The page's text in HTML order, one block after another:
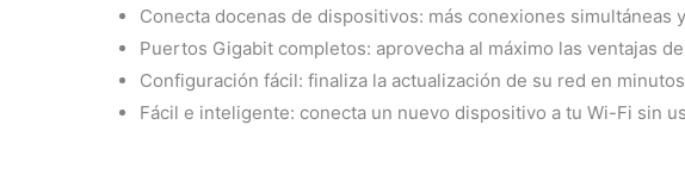
Conecta docenas de dispositivos: más conexiones simultáneas
Puertos Gigabit completos: aprovecha al máximo las ventajas
Configuración fácil: finaliza la actualización de su red en
Fácil e inteligente: conecta un nuevo dispositivo a tu Wi-Fi sin